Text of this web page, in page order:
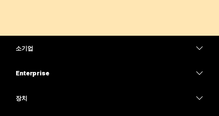
소기업
Enterprise
장치